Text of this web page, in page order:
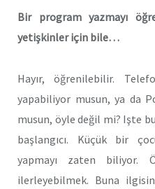
Bir program yazmayı
yetişkinler için bile…
Hayır, öğrenilebilir.
yapabiliyor musun, ya da
musun, öyle değil mi? Işte
başlangıcı. Küçük bir
yapmayı zaten biliyor.
ilerleyebilmek. Buna